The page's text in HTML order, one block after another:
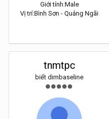
Giới tính:Male
Vị trí:Bình Sơn - Quảng Ngãi
tnmtpc
biết dimbaseline